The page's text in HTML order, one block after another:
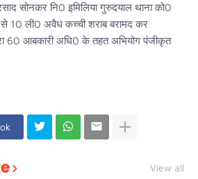
सोनकर नि0 इमिलिया गुरुदयाल थाना को0
10 ली0 अवैध कच्ची शराब बरामद कर
आबकारी अधि0 के तहत अभियोग पंजीकृत
View all